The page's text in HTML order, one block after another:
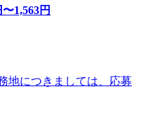
〜1,563円
地につきましては、応募